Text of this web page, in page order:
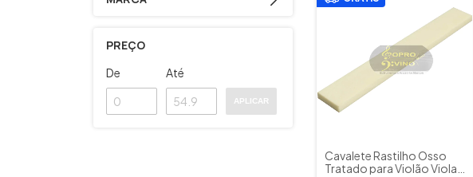
PREÇO
De Até
APLICAR
Cavalete Rastilho Osso
Tratado para Violão Viola